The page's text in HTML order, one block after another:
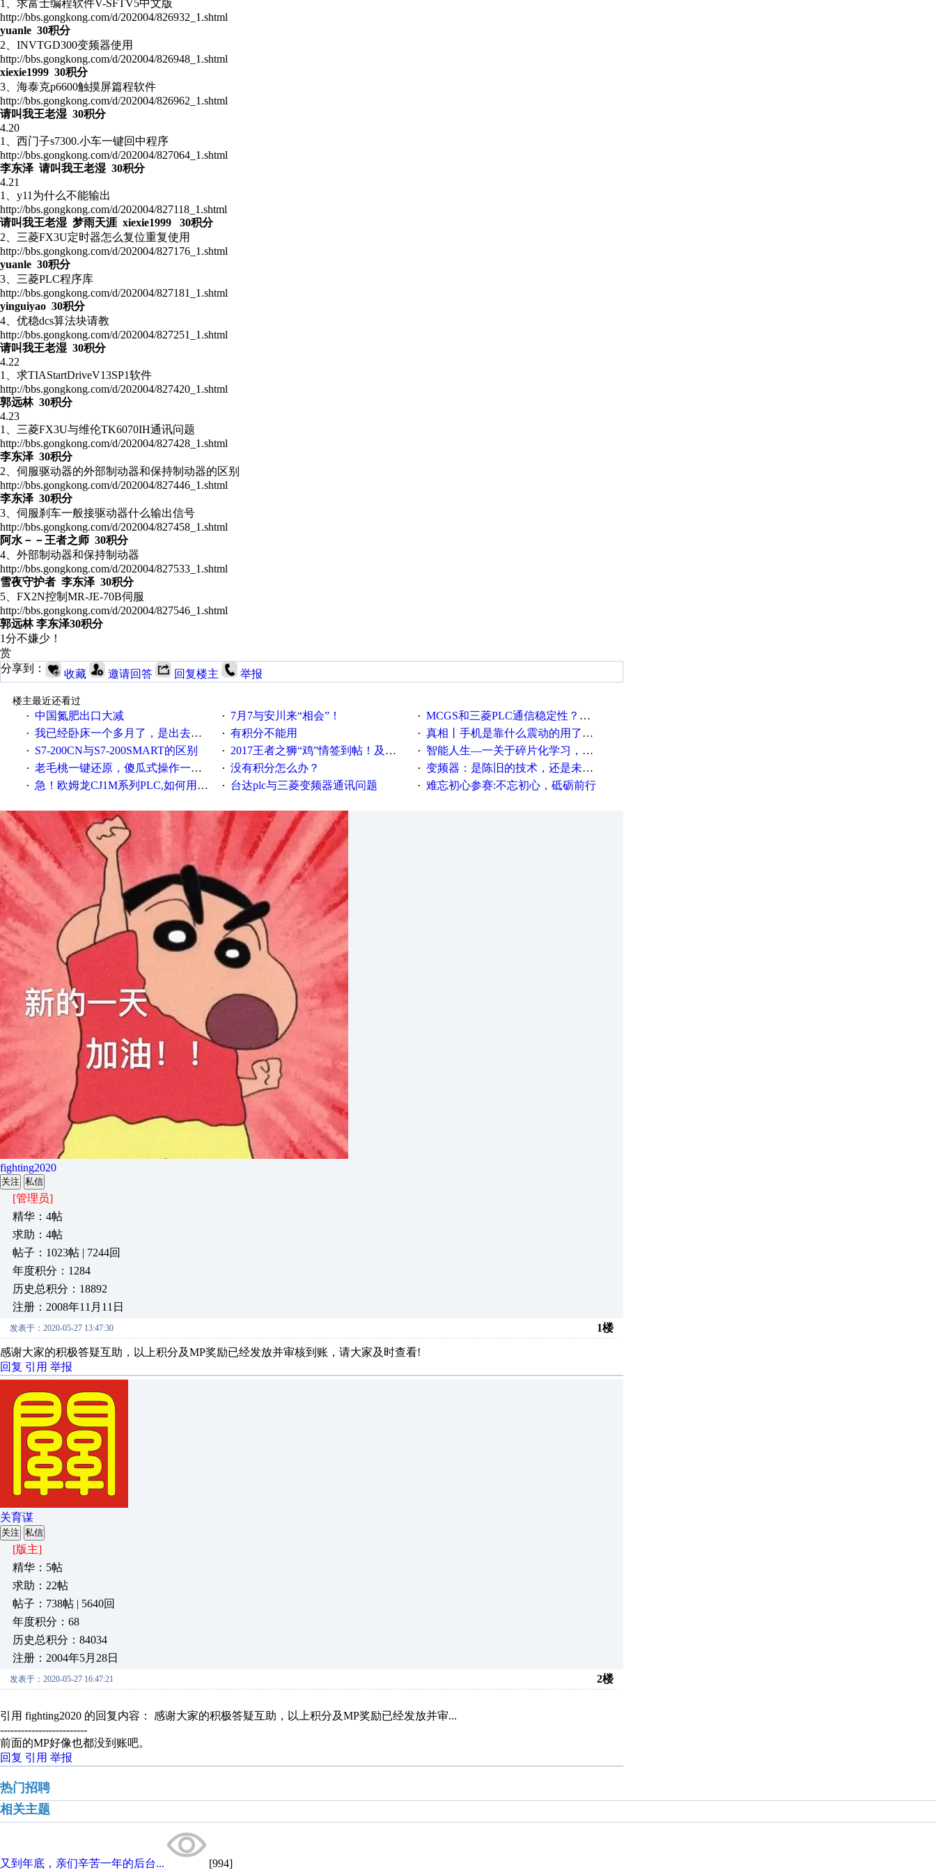
1、求富士编程软件V-SFTV5中文版
http://bbs.gongkong.com/d/202004/826932_1.shtml
yuanle 30积分
2、INVTGD300变频器使用
http://bbs.gongkong.com/d/202004/826948_1.shtml
xiexie1999 30积分
3、海泰克p6600触摸屏篇程软件
http://bbs.gongkong.com/d/202004/826962_1.shtml
请叫我王老湿 30积分
4.20
1、西门子s7300.小车一键回中程序
http://bbs.gongkong.com/d/202004/827064_1.shtml
李东泽 请叫我王老湿 30积分
4.21
1、y11为什么不能输出
http://bbs.gongkong.com/d/202004/827118_1.shtml
请叫我王老湿 梦雨天涯 xiexie1999 30积分
2、三菱FX3U定时器怎么复位重复使用
http://bbs.gongkong.com/d/202004/827176_1.shtml
yuanle 30积分
3、三菱PLC程序库
http://bbs.gongkong.com/d/202004/827181_1.shtml
yinguiyao 30积分
4、优稳dcs算法块请教
http://bbs.gongkong.com/d/202004/827251_1.shtml
请叫我王老湿 30积分
4.22
1、求TIAStartDriveV13SP1软件
http://bbs.gongkong.com/d/202004/827420_1.shtml
郭远林 30积分
4.23
1、三菱FX3U与维伦TK6070IH通讯问题
http://bbs.gongkong.com/d/202004/827428_1.shtml
李东泽 30积分
2、伺服驱动器的外部制动器和保持制动器的区别
http://bbs.gongkong.com/d/202004/827446_1.shtml
李东泽 30积分
3、伺服刹车一般接驱动器什么输出信号
http://bbs.gongkong.com/d/202004/827458_1.shtml
阿水－－王者之师 30积分
4、外部制动器和保持制动器
http://bbs.gongkong.com/d/202004/827533_1.shtml
雪夜守护者 李东泽 30积分
5、FX2N控制MR-JE-70B伺服
http://bbs.gongkong.com/d/202004/827546_1.shtml
郭远林 李东泽30积分
1分不嫌少！
赏
分享到：
收藏 邀请回答 回复楼主 举报
楼主最近还看过
· 中国氮肥出口大减 · 7月7与安川来“相会”！ · MCGS和三菱PLC通信稳定性？？？
· 我已经卧床一个多月了，是出去安装机械手在高速遭遇车祸所致:大家工作都要特别注意啊 · 有积分不能用 · 真相丨手机是靠什么震动的用了这么多年才知道！
· S7-200CN与S7-200SMART的区别 · 2017王者之狮“鸡”情签到帖！及时更新在线研讨会预告 · 智能人生—一关于碎片化学习，看这一篇就够了！
· 老毛桃一键还原，傻瓜式操作一键轻松备份还原；程序为向导式安装，一键即可实现自动备份或还原系统。 · 没有积分怎么办？ · 变频器：是陈旧的技术，还是未来的幕后英雄？
· 急！欧姆龙CJ1M系列PLC,如何用时间控制变频器。要求时间在组态王中可以自由输入！拜托各位大神了！ · 台达plc与三菱变频器通讯问题 · 难忘初心参赛:不忘初心，砥砺前行
fighting2020
关注 私信
[管理员]
精华：4帖
求助：4帖
帖子：1023帖 | 7244回
年度积分：1284
历史总积分：18892
注册：2008年11月11日
发表于：2020-05-27 13:47:30 1楼
感谢大家的积极答疑互助，以上积分及MP奖励已经发放并审核到账，请大家及时查看!
回复 引用 举报
关育谋
关注 私信
[版主]
精华：5帖
求助：22帖
帖子：738帖 | 5640回
年度积分：68
历史总积分：84034
注册：2004年5月28日
发表于：2020-05-27 16:47:21 2楼
引用 fighting2020 的回复内容： 感谢大家的积极答疑互助，以上积分及MP奖励已经发放并审...
-------------------------
前面的MP好像也都没到账吧。
回复 引用 举报
热门招聘
相关主题
又到年底，亲们辛苦一年的后台... [994]